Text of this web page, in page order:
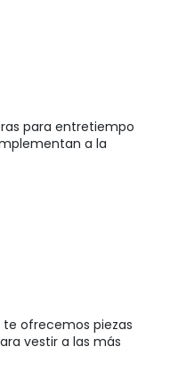
para entretiempo
a la
ofrecemos piezas
vestir a las más